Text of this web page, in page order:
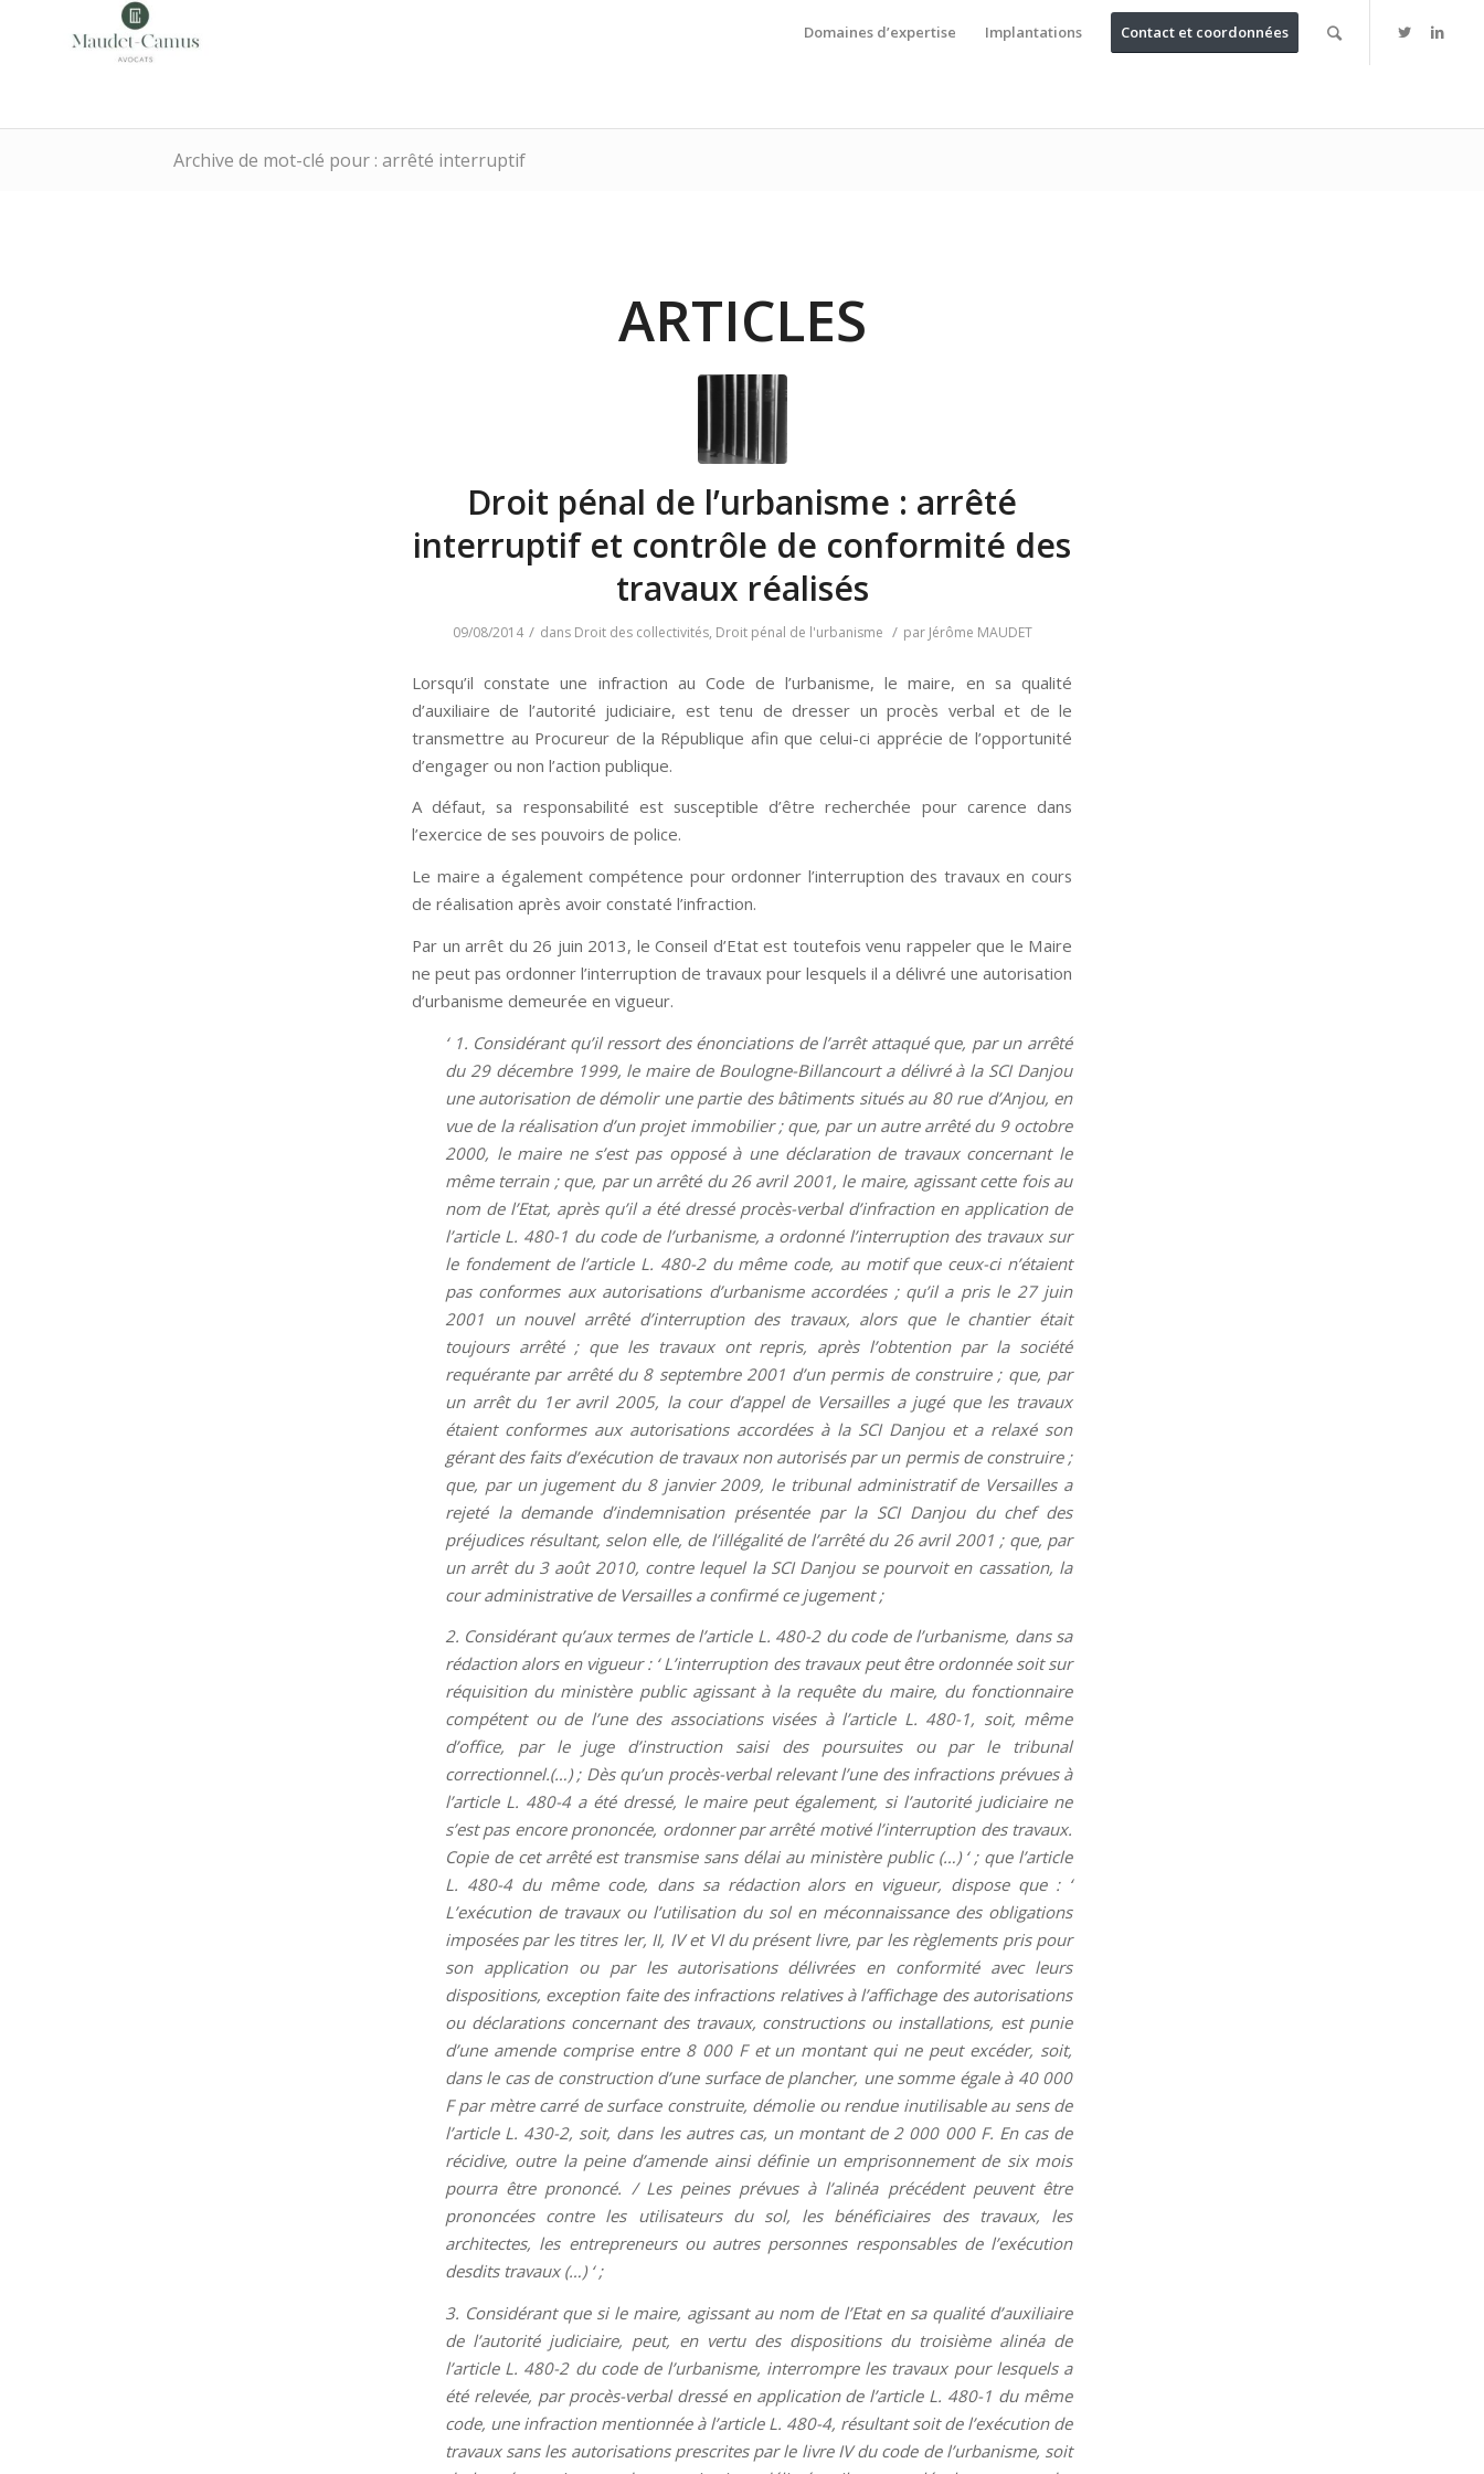
Domaines d’expertise Implantations Contact et coordonnées
Archive de mot-clé pour : arrêté interruptif
ARTICLES
Droit pénal de l’urbanisme : arrêté
interruptif et contrôle de conformité des
travaux réalisés
09/08/2014 / dans Droit des collectivités, Droit pénal de l'urbanisme / par Jérôme MAUDET
Lorsqu’il constate une infraction au Code de l’urbanisme, le maire, en sa qualité
d’auxiliaire de l’autorité judiciaire, est tenu de dresser un procès verbal et de le
transmettre au Procureur de la République afin que celui-ci apprécie de l’opportunité
d’engager ou non l’action publique.
A défaut, sa responsabilité est susceptible d’être recherchée pour carence dans
l’exercice de ses pouvoirs de police.
Le maire a également compétence pour ordonner l’interruption des travaux en cours
de réalisation après avoir constaté l’infraction.
Par un arrêt du 26 juin 2013, le Conseil d’Etat est toutefois venu rappeler que le Maire
ne peut pas ordonner l’interruption de travaux pour lesquels il a délivré une autorisation
d’urbanisme demeurée en vigueur.
‘ 1. Considérant qu’il ressort des énonciations de l’arrêt attaqué que, par un arrêté
du 29 décembre 1999, le maire de Boulogne-Billancourt a délivré à la SCI Danjou
une autorisation de démolir une partie des bâtiments situés au 80 rue d’Anjou, en
vue de la réalisation d’un projet immobilier ; que, par un autre arrêté du 9 octobre
2000, le maire ne s’est pas opposé à une déclaration de travaux concernant le
même terrain ; que, par un arrêté du 26 avril 2001, le maire, agissant cette fois au
nom de l’Etat, après qu’il a été dressé procès-verbal d’infraction en application de
l’article L. 480-1 du code de l’urbanisme, a ordonné l’interruption des travaux sur
le fondement de l’article L. 480-2 du même code, au motif que ceux-ci n’étaient
pas conformes aux autorisations d’urbanisme accordées ; qu’il a pris le 27 juin
2001 un nouvel arrêté d’interruption des travaux, alors que le chantier était
toujours arrêté ; que les travaux ont repris, après l’obtention par la société
requérante par arrêté du 8 septembre 2001 d’un permis de construire ; que, par
un arrêt du 1er avril 2005, la cour d’appel de Versailles a jugé que les travaux
étaient conformes aux autorisations accordées à la SCI Danjou et a relaxé son
gérant des faits d’exécution de travaux non autorisés par un permis de construire ;
que, par un jugement du 8 janvier 2009, le tribunal administratif de Versailles a
rejeté la demande d’indemnisation présentée par la SCI Danjou du chef des
préjudices résultant, selon elle, de l’illégalité de l’arrêté du 26 avril 2001 ; que, par
un arrêt du 3 août 2010, contre lequel la SCI Danjou se pourvoit en cassation, la
cour administrative de Versailles a confirmé ce jugement ;
2. Considérant qu’aux termes de l’article L. 480-2 du code de l’urbanisme, dans sa
rédaction alors en vigueur : ‘ L’interruption des travaux peut être ordonnée soit sur
réquisition du ministère public agissant à la requête du maire, du fonctionnaire
compétent ou de l’une des associations visées à l’article L. 480-1, soit, même
d’office, par le juge d’instruction saisi des poursuites ou par le tribunal
correctionnel.(…) ; Dès qu’un procès-verbal relevant l’une des infractions prévues à
l’article L. 480-4 a été dressé, le maire peut également, si l’autorité judiciaire ne
s’est pas encore prononcée, ordonner par arrêté motivé l’interruption des travaux.
Copie de cet arrêté est transmise sans délai au ministère public (…) ‘ ; que l’article
L. 480-4 du même code, dans sa rédaction alors en vigueur, dispose que : ‘
L’exécution de travaux ou l’utilisation du sol en méconnaissance des obligations
imposées par les titres Ier, II, IV et VI du présent livre, par les règlements pris pour
son application ou par les autorisations délivrées en conformité avec leurs
dispositions, exception faite des infractions relatives à l’affichage des autorisations
ou déclarations concernant des travaux, constructions ou installations, est punie
d’une amende comprise entre 8 000 F et un montant qui ne peut excéder, soit,
dans le cas de construction d’une surface de plancher, une somme égale à 40 000
F par mètre carré de surface construite, démolie ou rendue inutilisable au sens de
l’article L. 430-2, soit, dans les autres cas, un montant de 2 000 000 F. En cas de
récidive, outre la peine d’amende ainsi définie un emprisonnement de six mois
pourra être prononcé. / Les peines prévues à l’alinéa précédent peuvent être
prononcées contre les utilisateurs du sol, les bénéficiaires des travaux, les
architectes, les entrepreneurs ou autres personnes responsables de l’exécution
desdits travaux (…) ‘ ;
3. Considérant que si le maire, agissant au nom de l’Etat en sa qualité d’auxiliaire
de l’autorité judiciaire, peut, en vertu des dispositions du troisième alinéa de
l’article L. 480-2 du code de l’urbanisme, interrompre les travaux pour lesquels a
été relevée, par procès-verbal dressé en application de l’article L. 480-1 du même
code, une infraction mentionnée à l’article L. 480-4, résultant soit de l’exécution de
travaux sans les autorisations prescrites par le livre IV du code de l’urbanisme, soit